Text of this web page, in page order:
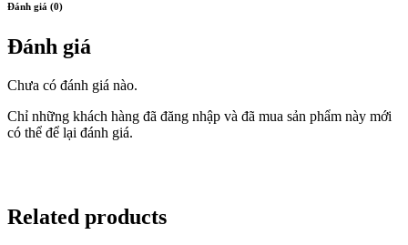
Đánh giá (0)
Đánh giá
Chưa có đánh giá nào.
Chỉ những khách hàng đã đăng nhập và đã mua sản phẩm này mới
có thể để lại đánh giá.
Related products